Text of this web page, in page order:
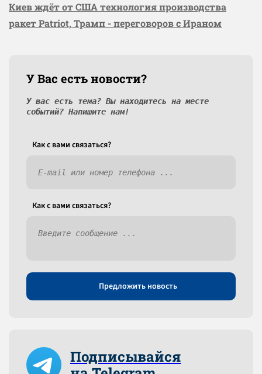
Киев ждёт от США технология производства
ракет Patriot, Трамп - переговоров с Ираном
У Вас есть новости?
У вас есть тема? Вы находитесь на месте
событий? Напишите нам!
Как c вами связаться?
Как c вами связаться?
Предложить новость
Подписывайся